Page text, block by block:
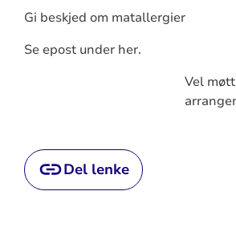
Gi beskjed om matallergier
Se epost under her.
Vel
Del lenke